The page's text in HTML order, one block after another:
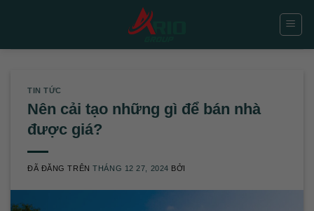
TIN TỨC
Nên cải tạo những gì để bán nhà
được giá?
ĐÃ ĐĂNG TRÊNTHÁNG 12 27, 2024 BỞI